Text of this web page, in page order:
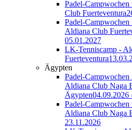
Padel-
Club Fuerteventura
Padel-
Aldiana Club
05.01.2027
LK-Tenniscamp -
Fuerteventura
Ägypten
Padel-
Aldiana Club Naga
Ägypten04.09.2026
Padel-
Aldiana Club Naga
23.11.2026